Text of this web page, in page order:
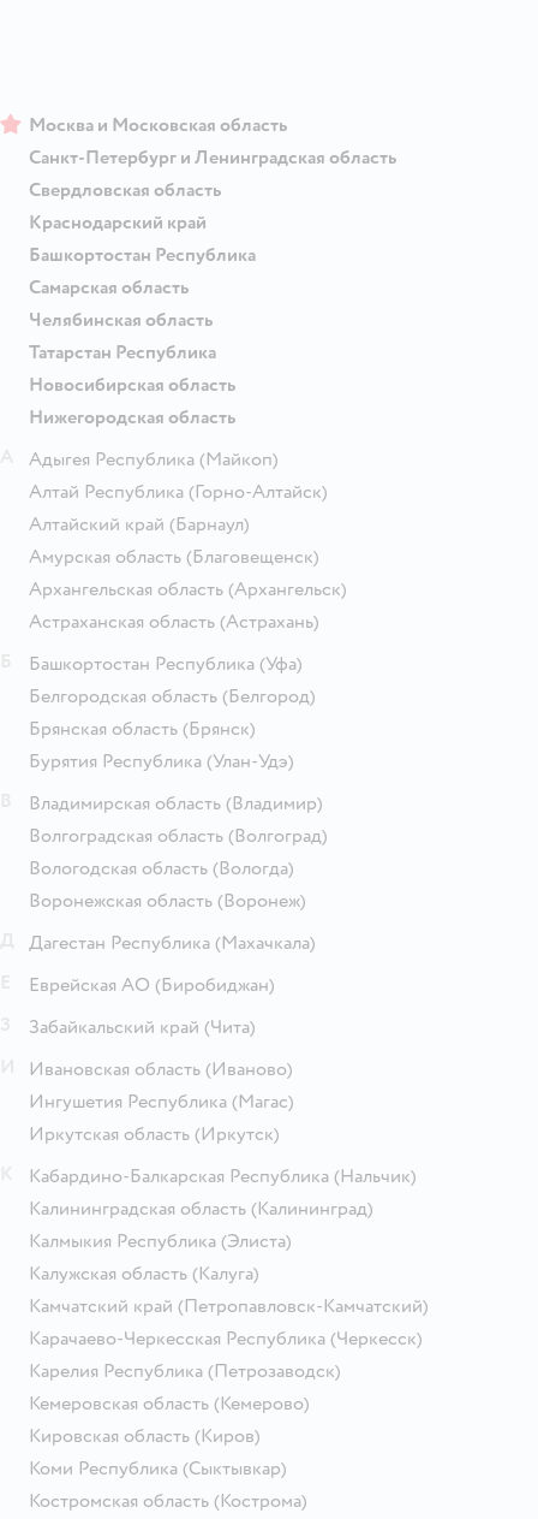
Москва и Московская область
Санкт-Петербург и Ленинградская область
Свердловская область
Краснодарский край
Башкортостан Республика
Самарская область
Челябинская область
Татарстан Республика
Новосибирская область
Нижегородская область
Адыгея Республика (Майкоп)
Алтай Республика (Горно-Алтайск)
Алтайский край (Барнаул)
Амурская область (Благовещенск)
Архангельская область (Архангельск)
Астраханская область (Астрахань)
Башкортостан Республика (Уфа)
Белгородская область (Белгород)
Брянская область (Брянск)
Бурятия Республика (Улан-Удэ)
Владимирская область (Владимир)
Волгоградская область (Волгоград)
Вологодская область (Вологда)
Воронежская область (Воронеж)
Дагестан Республика (Махачкала)
Еврейская АО (Биробиджан)
Забайкальский край (Чита)
Ивановская область (Иваново)
Ингушетия Республика (Магас)
Иркутская область (Иркутск)
Кабардино-Балкарская Республика (Нальчик)
Калининградская область (Калининград)
Калмыкия Республика (Элиста)
Калужская область (Калуга)
Камчатский край (Петропавловск-Камчатский)
Карачаево-Черкесская Республика (Черкесск)
Карелия Республика (Петрозаводск)
Кемеровская область (Кемерово)
Кировская область (Киров)
Коми Республика (Сыктывкар)
Костромская область (Кострома)